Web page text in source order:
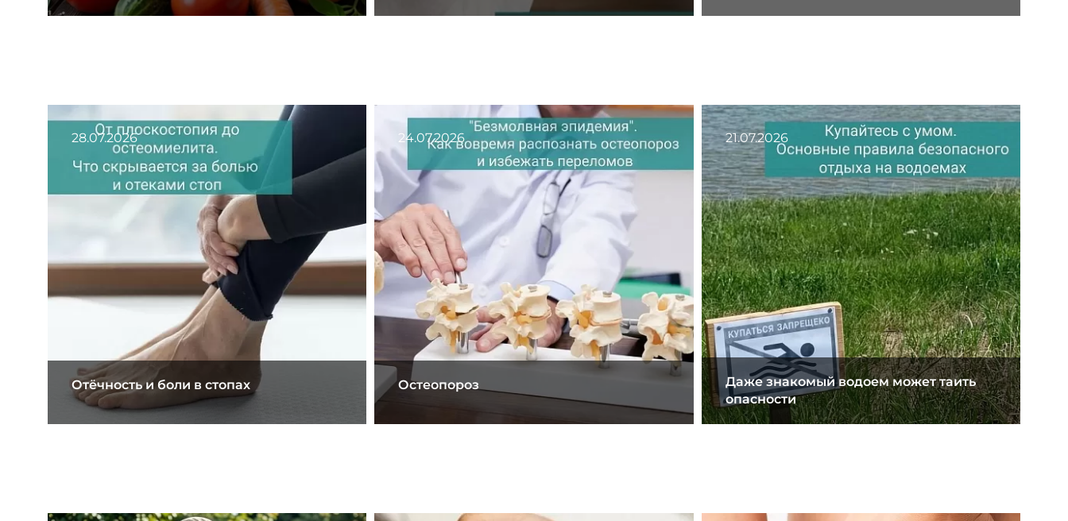
28.07.2026
Отёчность и боли в стопах
24.07.2026
Остеопороз
21.07.2026
Даже знакомый водоем может таить
опасности